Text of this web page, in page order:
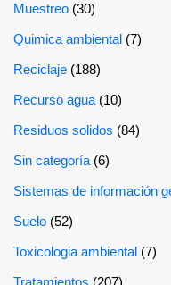
Muestreo (30)
Quimica ambiental (7)
Reciclaje (188)
Recurso agua (10)
Residuos solidos (84)
Sin categoría (6)
Sistemas de información
Suelo (52)
Toxicologia ambiental (7)